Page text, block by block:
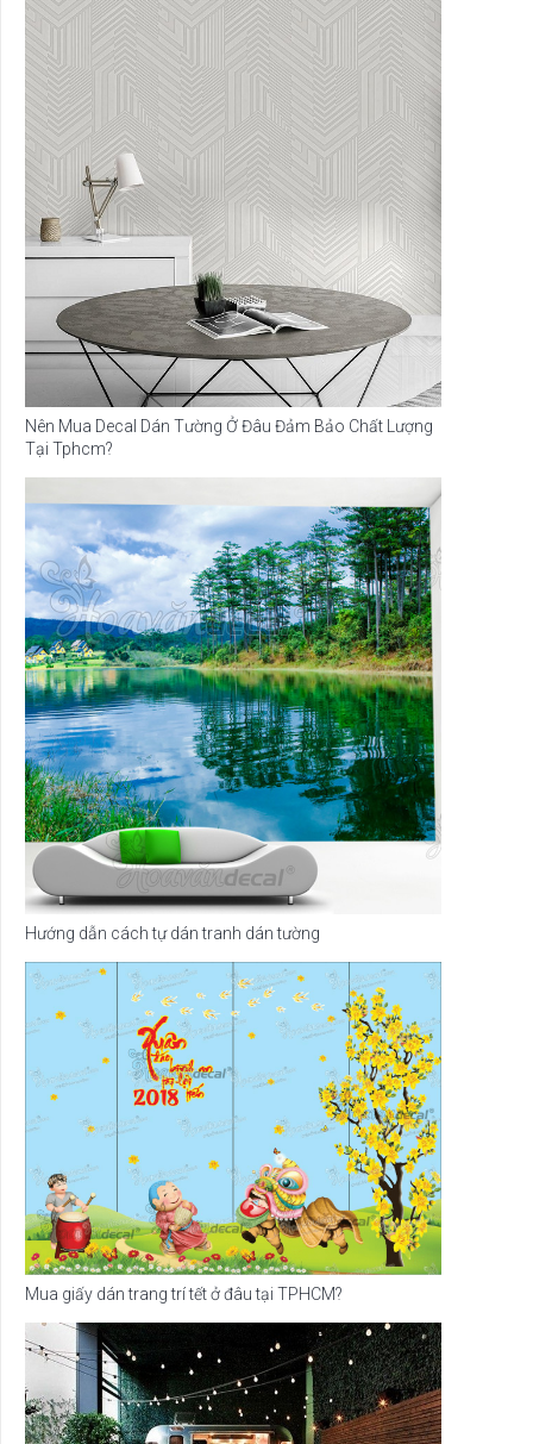
Nên Mua Decal Dán Tường Ở Đâu Đảm Bảo Chất Lượng
Tại Tphcm?
Hướng dẫn cách tự dán tranh dán tường
Mua giấy dán trang trí tết ở đâu tại TPHCM?